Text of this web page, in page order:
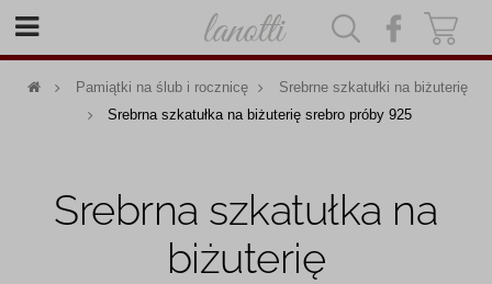
Pamiątki na ślub i rocznicę
Srebrne szkatułki na biżuterię
Srebrna szkatułka na biżuterię srebro próby 925
Srebrna szkatułka na
biżuterię